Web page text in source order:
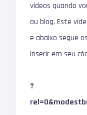
vídeos quando
ou blog. Este
e abaixo segue
inserir em seu
?